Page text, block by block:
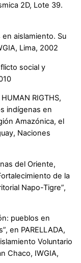
2D, Lote 39.
en aislamiento. Su
Lima, 2002
social y
RIGTHS,
indígenas en
Amazónica, el
Naciones
del Oriente,
de la
Napo-Tigre”,
pueblos en
en PARELLADA,
Voluntario
Chaco, IWGIA,